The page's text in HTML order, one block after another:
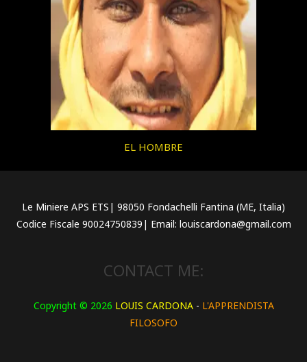
EL HOMBRE
Le Miniere APS ETS| 98050 Fondachelli Fantina (ME, Italia)
Codice Fiscale 90024750839| Email: louiscardona@gmail.com
CONTACT ME:
Copyright © 2026 LOUIS CARDONA - L'APPRENDISTA
FILOSOFO